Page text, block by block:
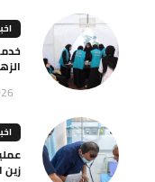
زين